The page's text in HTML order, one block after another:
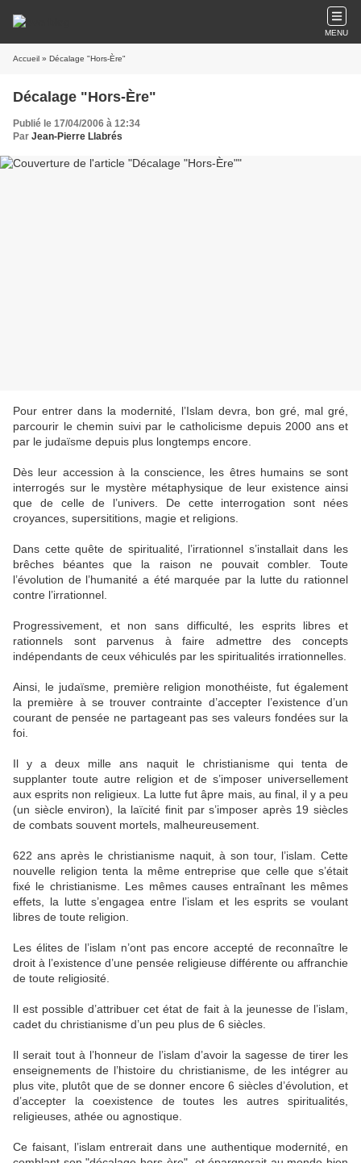
MENU
Accueil » Décalage "Hors-Ère"
Décalage "Hors-Ère"
Publié le 17/04/2006 à 12:34
Par Jean-Pierre Llabrés
Pour entrer dans la modernité, l’Islam devra, bon gré, mal gré,
parcourir le chemin suivi par le catholicisme depuis 2000 ans et
par le judaïsme depuis plus longtemps encore.
Dès leur accession à la conscience, les êtres humains se sont
interrogés sur le mystère métaphysique de leur existence ainsi
que de celle de l’univers. De cette interrogation sont nées
croyances, supersititions, magie et religions.
Dans cette quête de spiritualité, l’irrationnel s’installait dans les
brêches béantes que la raison ne pouvait combler. Toute
l’évolution de l’humanité a été marquée par la lutte du rationnel
contre l’irrationnel.
Progressivement, et non sans difficulté, les esprits libres et
rationnels sont parvenus à faire admettre des concepts
indépendants de ceux véhiculés par les spiritualités irrationnelles.
Ainsi, le judaïsme, première religion monothéiste, fut également
la première à se trouver contrainte d’accepter l’existence d’un
courant de pensée ne partageant pas ses valeurs fondées sur la
foi.
Il y a deux mille ans naquit le christianisme qui tenta de
supplanter toute autre religion et de s’imposer universellement
aux esprits non religieux. La lutte fut âpre mais, au final, il y a peu
(un siècle environ), la laïcité finit par s’imposer après 19 siècles
de combats souvent mortels, malheureusement.
622 ans après le christianisme naquit, à son tour, l’islam. Cette
nouvelle religion tenta la même entreprise que celle que s’était
fixé le christianisme. Les mêmes causes entraînant les mêmes
effets, la lutte s’engagea entre l’islam et les esprits se voulant
libres de toute religion.
Les élites de l’islam n’ont pas encore accepté de reconnaître le
droit à l’existence d’une pensée religieuse différente ou affranchie
de toute religiosité.
Il est possible d’attribuer cet état de fait à la jeunesse de l’islam,
cadet du christianisme d’un peu plus de 6 siècles.
Il serait tout à l’honneur de l’islam d’avoir la sagesse de tirer les
enseignements de l’histoire du christianisme, de les intégrer au
plus vite, plutôt que de se donner encore 6 siècles d’évolution, et
d’accepter la coexistence de toutes les autres spiritualités,
religieuses, athée ou agnostique.
Ce faisant, l’islam entrerait dans une authentique modernité, en